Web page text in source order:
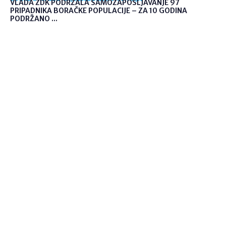
VLADA ZDK PODRŽALA SAMOZAPOŠLJAVANJE 97
PRIPADNIKA BORAČKE POPULACIJE – ZA 10 GODINA
PODRŽANO ...